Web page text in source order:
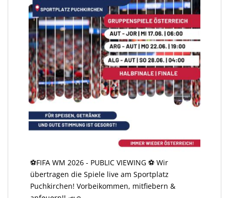
⚽️FIFA WM 2026 - PUBLIC VIEWING ⚽️ Wir
übertragen die Spiele live am Sportplatz
Puchkirchen! Vorbeikommen, mitfiebern &